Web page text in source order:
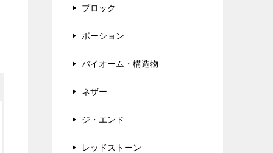
ブロック
ポーション
バイオーム・構造物
ネザー
ジ・エンド
レッドストーン